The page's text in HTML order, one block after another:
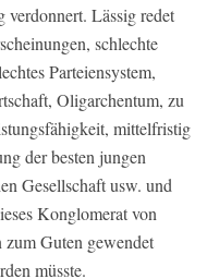
verdonnert. Lässig redet
schlechte
Parteiensystem,
Oligarchentum, zu
mittelfristig
der besten jungen
Gesellschaft usw. und
Konglomerat von
Guten gewendet
müsste.